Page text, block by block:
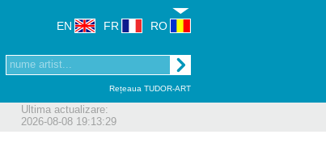
Rețeaua TUDOR-ART
EN FR RO
Ultima actualizare:
2026-08-08 19:13:29